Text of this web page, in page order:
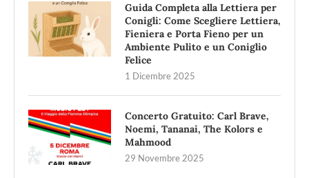
Guida Completa alla Lettiera per
Conigli: Come Scegliere Lettiera,
Fieniera e Porta Fieno per un
Ambiente Pulito e un Coniglio
Felice
1 Dicembre 2025
Concerto Gratuito: Carl Brave,
Noemi, Tananai, The Kolors e
Mahmood
29 Novembre 2025